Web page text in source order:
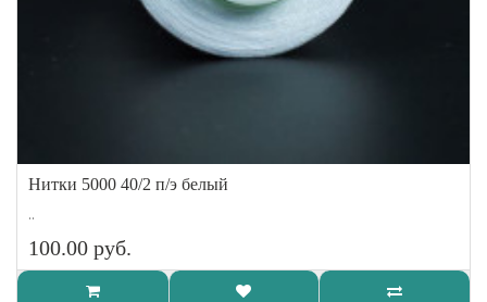
Нитки 5000 40/2 п/э белый
..
100.00 руб.